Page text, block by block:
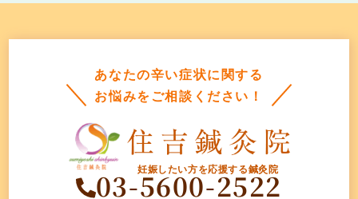
あなたの辛い症状に関する
お悩みをご相談ください！
妊娠したい方を応援する鍼灸院
03-5600-2522